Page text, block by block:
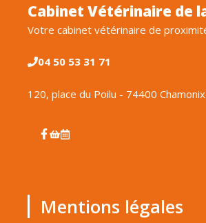
Cabinet Vétérinaire de
Votre cabinet vétérinaire de
04 50 53 31 71
120, place du Poilu - 74400
Mentions légales